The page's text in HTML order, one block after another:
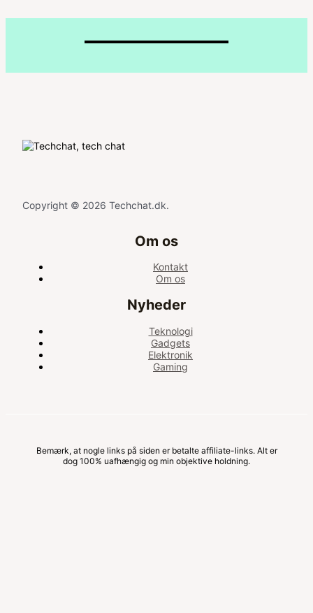
Copyright © 2026 Techchat.dk.
Om os
Kontakt
Om os
Nyheder
Teknologi
Gadgets
Elektronik
Gaming
Bemærk, at nogle links på siden er betalte affiliate-links. Alt er
dog 100% uafhængig og min objektive holdning.